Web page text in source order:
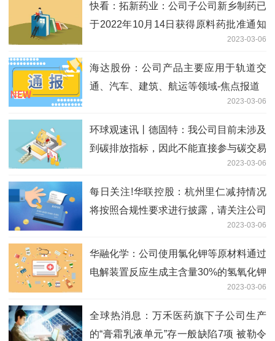
快看：拓新药业：公司子公司新乡制药已
于2022年10月14日获得原料药批准通知
2023-03-06
海达股份：公司产品主要应用于轨道交
通、汽车、建筑、航运等领域-焦点报道
2023-03-06
环球观速讯丨德固特：我公司目前未涉及
到碳排放指标，因此不能直接参与碳交易
2023-03-06
每日关注!华联控股：杭州里仁减持情况
将按照合规性要求进行披露，请关注公司
2023-03-06
华融化学：公司使用氯化钾等原材料通过
电解装置反应生成主含量30%的氢氧化钾
溶液及氯气、氢气中间产品 环球微资讯
2023-03-06
全球热消息：万禾医药旗下子公司生产
的“膏霜乳液单元”存一般缺陷7项 被勒令